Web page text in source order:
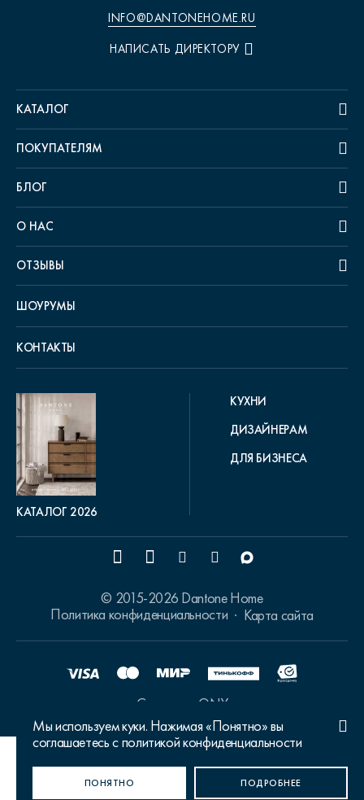
ДА, ВЕРНО НЕТ, ИЗМЕНИТЬ
Мы используем куки. Нажимая «Понятно» вы
соглашаетесь с политикой конфиденциальности
ПОНЯТНО ПОДРОБНЕЕ
INFO@DANTONEHOME.RU
НАПИСАТЬ ДИРЕКТОРУ
КАТАЛОГ
ПОКУПАТЕЛЯМ
БЛОГ
О НАС
ОТЗЫВЫ
ШОУРУМЫ
КОНТАКТЫ
КАТАЛОГ 2026
КУХНИ
ДИЗАЙНЕРАМ
ДЛЯ БИЗНЕСА
© 2015-2026 Dantone Home
Политика конфиденциальности
Карта сайта
Сделано в ONY